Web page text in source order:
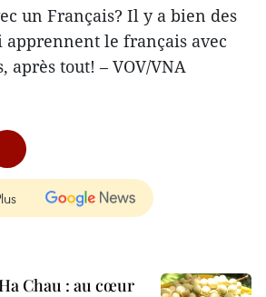
un Français? Il y a bien des
le français avec
après tout! – VOV/VNA
Chau : au cœur